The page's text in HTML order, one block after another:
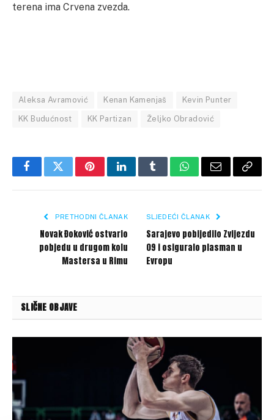
terena ima Crvena zvezda.
Aleksa Avramović Kenan Kamenjaš Kevin Punter
KK Budućnost KK Partizan Željko Obradović
FacebookTwitterPinterestLinkedInTumblrWhatsApp
Email Copy
PRETHODNI ČLANAK
Novak Đoković ostvario
pobjedu u drugom kolu
Mastersa u Rimu
SLJEDEĆI ČLANAK
Sarajevo pobijedilo Zvijezdu
09 i osiguralo plasman u
Evropu
SLIČNE OBJAVE